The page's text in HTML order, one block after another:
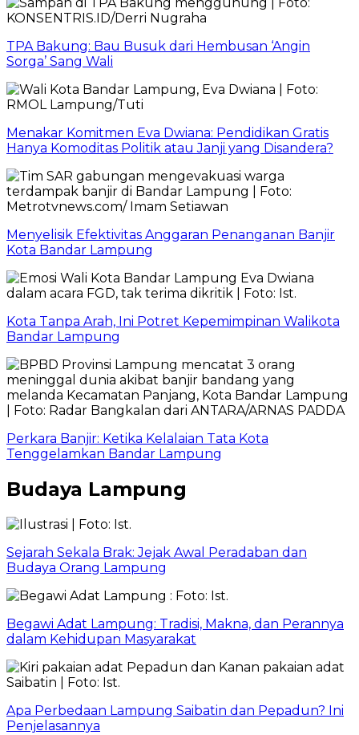
TPA Bakung: Bau Busuk dari Hembusan ‘Angin
Sorga’ Sang Wali
Menakar Komitmen Eva Dwiana: Pendidikan Gratis
Hanya Komoditas Politik atau Janji yang Disandera?
Menyelisik Efektivitas Anggaran Penanganan Banjir
Kota Bandar Lampung
Kota Tanpa Arah, Ini Potret Kepemimpinan Walikota
Bandar Lampung
Perkara Banjir: Ketika Kelalaian Tata Kota
Tenggelamkan Bandar Lampung
Budaya Lampung
Sejarah Sekala Brak: Jejak Awal Peradaban dan
Budaya Orang Lampung
Begawi Adat Lampung: Tradisi, Makna, dan Perannya
dalam Kehidupan Masyarakat
Apa Perbedaan Lampung Saibatin dan Pepadun? Ini
Penjelasannya